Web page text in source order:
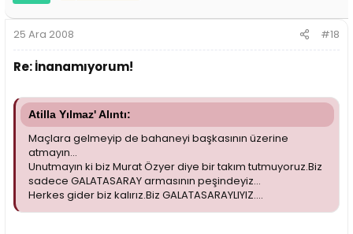
25 Ara 2008 #18
Re: İnanamıyorum!
Atilla Yılmaz' Alıntı:
Maçlara gelmeyip de bahaneyi başkasının üzerine
atmayın...
Unutmayın ki biz Murat Özyer diye bir takım tutmuyoruz.Biz
sadece GALATASARAY armasının peşindeyiz...
Herkes gider biz kalırız.Biz GALATASARAYLIYIZ....